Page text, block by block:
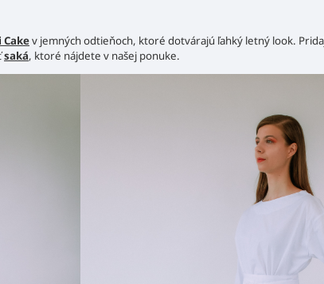
v jemných odtieňoch, ktoré dotvárajú ľahký letný look.
saká, ktoré nájdete v našej ponuke.